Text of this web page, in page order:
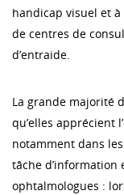
handicap visuel et
de centres de
d’entraide.
La grande majorité
qu’elles apprécient
notamment dans
tâche
ophtalmologues :